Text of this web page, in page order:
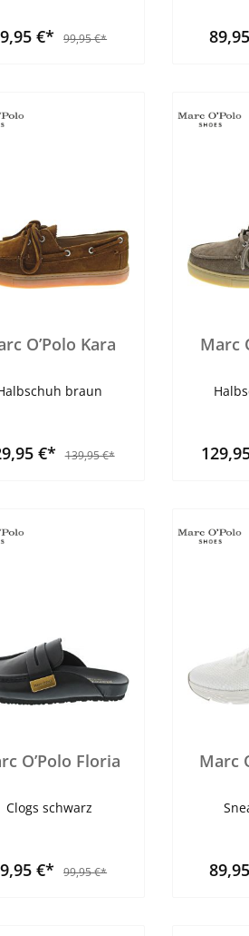
€* 99,95 €*
O’Polo Kara
braun
€* 139,95 €*
Marc
O’Polo Floria
Clogs schwarz
€* 99,95 €*
Marc